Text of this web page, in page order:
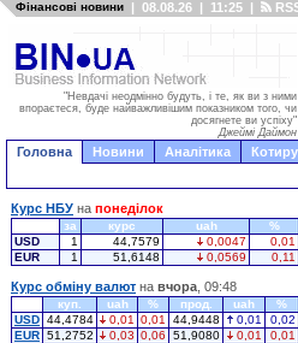
Фінансові новини | 08.08.26 | 11:25 |
"Невдачі неодмінно будуть, і те, як ви з ними
впораєтеся, буде найважливішим показником того, чи
досягнете ви успіху"
Джеймі Даймон
Головна Новини Аналітика
Курс НБУ на понеділок
за курс uah
%
USD
1 44,7579 0,0047
0,01
EUR
1 51,6148 0,0569 0,11
Курс обміну валют на вчора , 09:48
куп. uah % прод. uah
%
USD 44,4784 0,01 0,01 44,9448 0,01
0,02
EUR 51,2752 0,03 0,06 51,9080 0,01 0,01